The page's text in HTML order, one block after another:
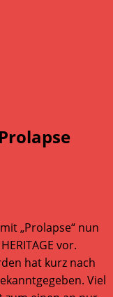
„Prolapse“ nun
vor.
hat kurz nach
Viel